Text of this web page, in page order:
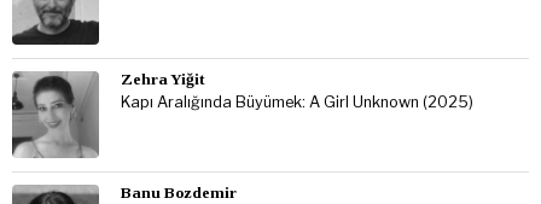
Zehra Yiğit
Kapı Aralığında Büyümek: A Girl Unknown (2025)
Banu Bozdemir